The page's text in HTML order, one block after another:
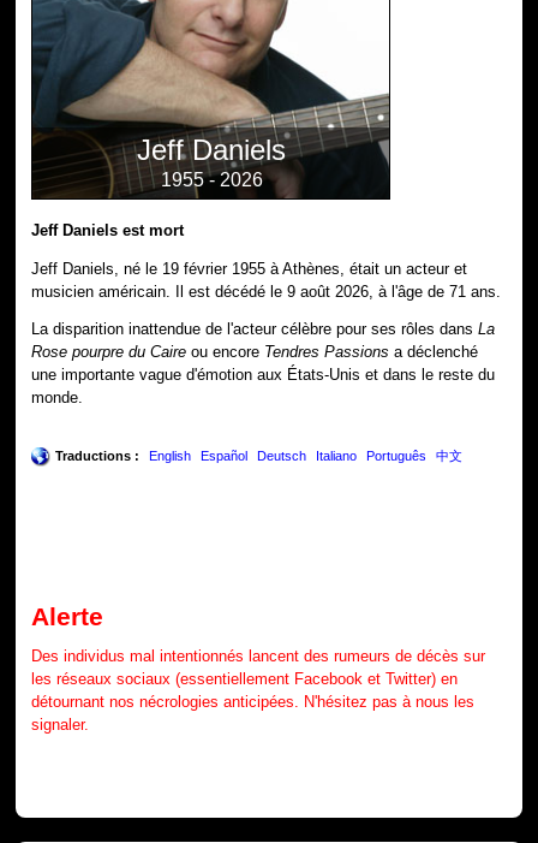
Jeff Daniels
1955 - 2026
Jeff Daniels est mort
Jeff Daniels, né le 19 février 1955 à Athènes, était un acteur et
musicien américain. Il est décédé le 9 août 2026, à l'âge de 71 ans.
La disparition inattendue de l'acteur célèbre pour ses rôles dansLa
Rose pourpre du Caire ou encore Tendres Passions a déclenché
une importante vague d'émotion aux États-Unis et dans le reste du
monde.
Traductions : English Español Deutsch Italiano Português 中文
Alerte
Des individus mal intentionnés lancent des rumeurs de décès sur
les réseaux sociaux (essentiellement Facebook et Twitter) en
détournant nos nécrologies anticipées. N'hésitez pas à nous les
signaler.